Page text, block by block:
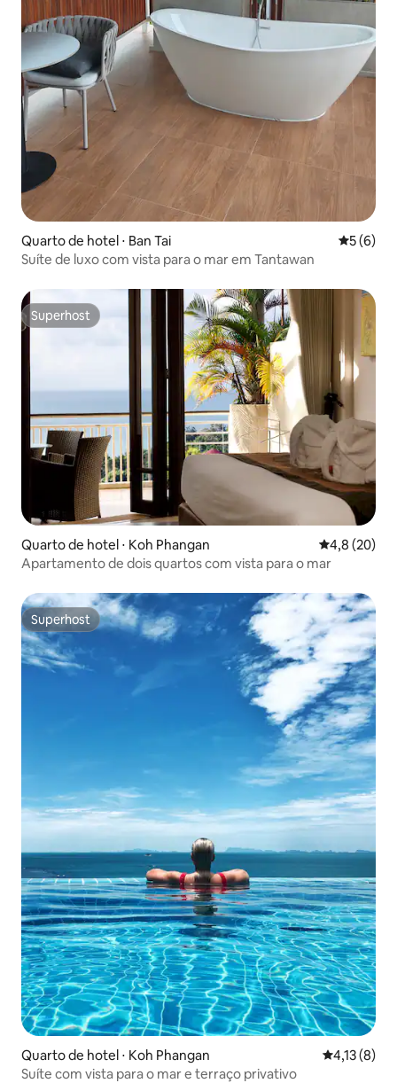
Quarto de hotel ⋅ Ban Tai 5 de
5 (6)
Suíte de luxo com vista para o mar em Tantawan
Superhost
Superhost
Quarto de hotel ⋅ Koh Phangan 4,8 de uma
4,8 (20)
Apartamento de dois quartos com vista para o mar
Superhost
Superhost
Quarto de hotel ⋅ Koh Phangan 4,13 de
4,13 (8)
Suíte com vista para o mar e terraço privativo